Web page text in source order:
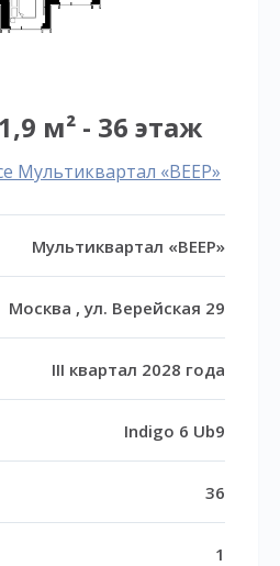
м² - 36 этаж
Мультиквартал «ВЕЕР»
Мультиквартал «ВЕЕР»
Москва , ул. Верейская 29
III квартал 2028 года
Indigo 6 Ub9
36
1